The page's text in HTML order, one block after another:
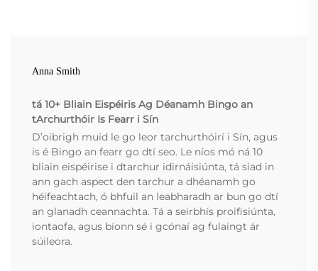
Anna Smith
tá 10+ Bliain Eispéiris Ag Déanamh Bingo an
tArchurthóir Is Fearr i Sín
D’oibrigh muid le go leor tarchurthóirí i Sín, agus
is é Bingo an fearr go dtí seo. Le níos mó ná 10
bliain eispéirise i dtarchur idirnáisiúnta, tá siad in
ann gach aspect den tarchur a dhéanamh go
héifeachtach, ó bhfuil an leabharadh ar bun go dtí
an glanadh ceannachta. Tá a seirbhís proifisiúnta,
iontaofa, agus bíonn sé i gcónaí ag fulaingt ár
súileora.